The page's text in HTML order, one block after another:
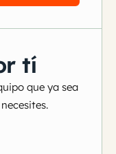
tí
que ya sea